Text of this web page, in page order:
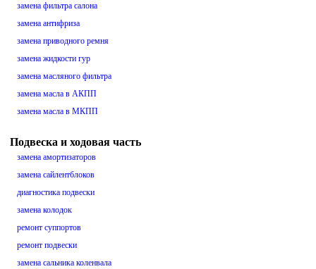
замена фильтра салона
замена антифриза
замена приводного ремня
замена жидкости гур
замена масляного фильтра
замена масла в АКПП
замена масла в МКПП
Подвеска и ходовая часть
замена амортизаторов
замена сайлентблоков
диагностика подвески
замена колодок
ремонт суппортов
ремонт подвески
замена сальника коленвала